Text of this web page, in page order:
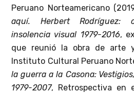
Peruano Norteamericano
aquí. Herbert Rodríguez:
insolencia visual 1979-2016,
que reunió la obra de arte
Instituto Cultural Peruano
la guerra a la Casona:
1979-2007, Retrospectiva en